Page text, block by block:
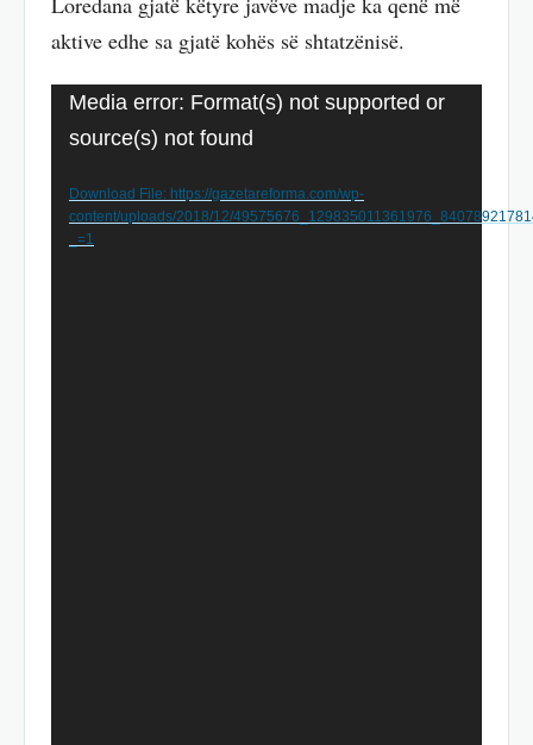
aktive edhe sa gjatë kohës së shtatzënisë.
Video
Player
Media error: Format(s) not supported or
source(s) not found
Download File: https://gazetareforma.com/wp-
content/uploads/2018/12/
_=1